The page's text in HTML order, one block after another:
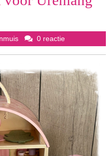
maanenmuis
0 reactie